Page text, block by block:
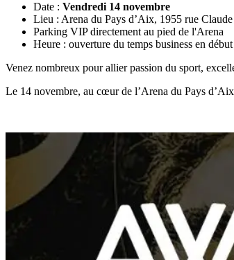
Date : Vendredi 14 novembre
Lieu : Arena du Pays d’Aix, 1955 rue
Parking VIP directement au pied de l'Arena
Heure : ouverture du temps business en
Venez nombreux pour allier passion du sport,
Le 14 novembre, au cœur de l’Arena du Pays